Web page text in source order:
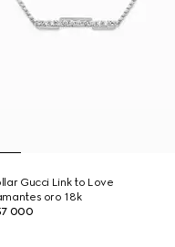
Gucci Link to Love
oro 18k
000